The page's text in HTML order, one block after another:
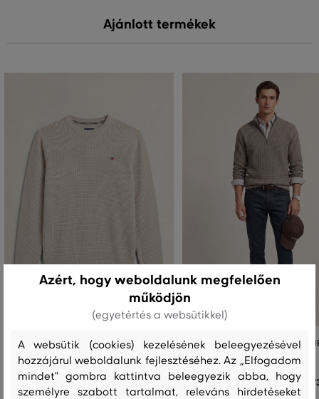
Ajánlott termékek
PULÓVER GANT MICRO TEXTURED
COTTON C-NECK
+2 65 990 Ft
PULÓVER GANT COTTON
ZIP
Azért, hogy weboldalunk megfelelően
működjön
(egyetértés a websütikkel)
A websütik (cookies) kezelésének beleegyezésével
hozzájárul weboldalunk fejlesztéséhez. Az „Elfogadom
mindet" gombra kattintva beleegyezik abba, hogy
személyre szabott tartalmat, releváns hirdetéseket